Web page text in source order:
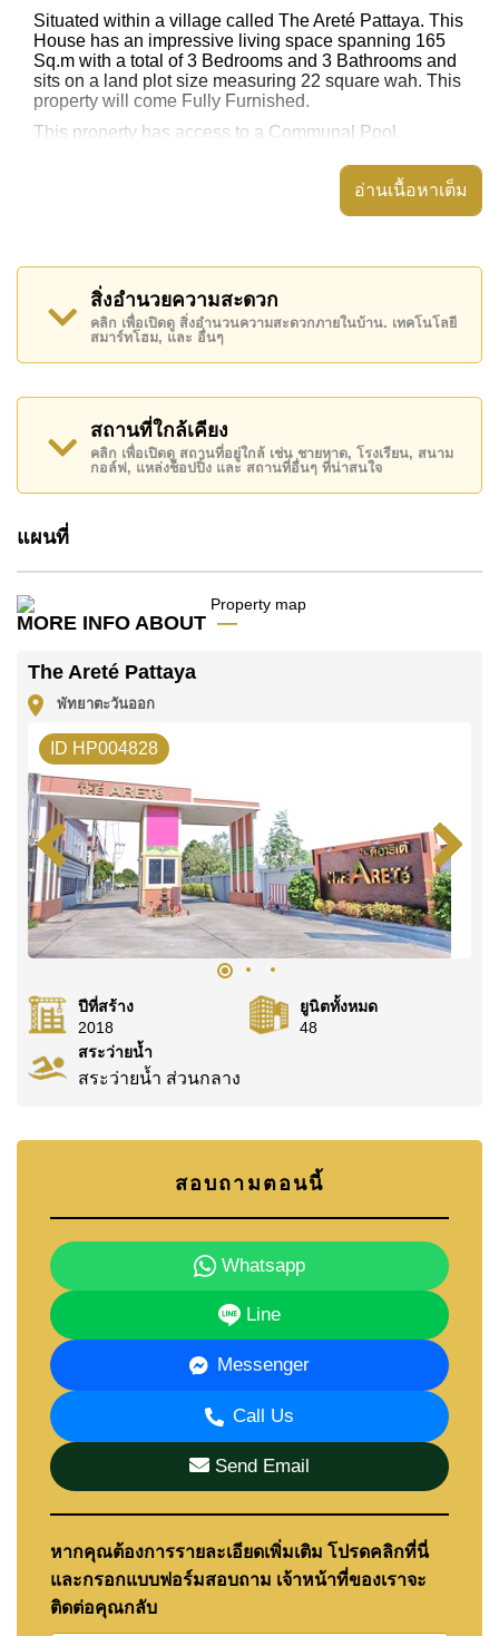
Situated within a village called The Areté Pattaya. This
House has an impressive living space spanning 165
Sq.m with a total of 3 Bedrooms and 3 Bathrooms and
sits on a land plot size measuring 22 square wah. This
property will come Fully Furnished.
This property has access to a Communal Pool.
Ownership of the title deed is held in Thai Name
ownership.
dream home!
Call Cornerstone Real Estate on +6638411250 or
Email usinfo@cornerstone.co.th
Our office Whatsapp is
+66807945904
อ่านเนื้อหาเต็ม
สิ่งอำนวยความสะดวก
คลิก เพื่อเปิดดู สิ่งอำนวนความสะดวกภายในบ้าน. เทคโนโลยี
สมาร์ทโฮม, และ อื่นๆ
สถานที่ใกล้เคียง
คลิก เพื่อเปิดดู สถานที่อยู่ใกล้ เช่น ชายหาด, โรงเรียน, สนาม
กอล์ฟ, แหล่งช็อปปิ้ง และ สถานที่อื่นๆ ที่น่าสนใจ
แผนที่
MORE INFO ABOUT
The Areté Pattaya
พัทยาตะวันออก
ID HP004828
ปีที่สร้าง
2018
ยูนิตทั้งหมด
48
สระว่ายน้ำ
สระว่ายน้ำ ส่วนกลาง
สอบถามตอนนี้
Whatsapp
Line
Messenger
Call Us
Send Email
หากคุณต้องการรายละเอียดเพิ่มเติม โปรดคลิกที่นี่
และกรอกแบบฟอร์มสอบถาม เจ้าหน้าที่ของเราจะ
ติดต่อคุณกลับ